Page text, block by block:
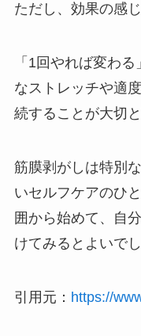
ただし、効果の感
「1回やれば変わ
なストレッチや適
続することが大切
筋膜剥がしは特別
いセルフケアのひ
囲から始めて、自
けてみるとよいでし
引用元： https://